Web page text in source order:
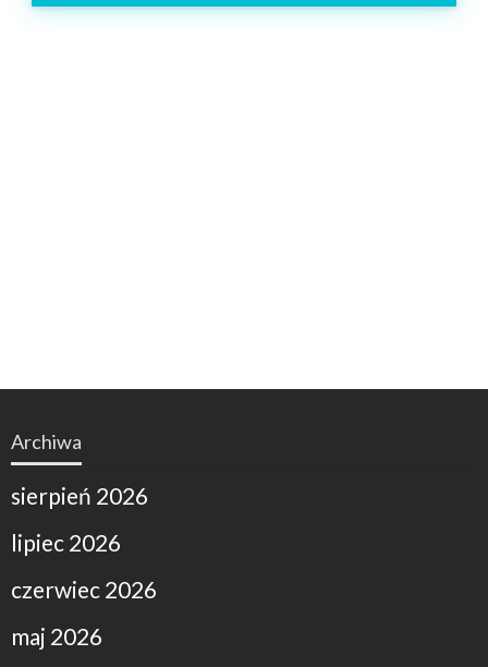
Archiwa
sierpień 2026
lipiec 2026
czerwiec 2026
maj 2026